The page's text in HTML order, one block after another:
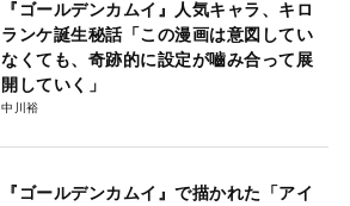
『ゴールデンカムイ』人気キャラ、キロ
ランケ誕生秘話「この漫画は意図してい
なくても、奇跡的に設定が嚙み合って展
開していく」
中川裕
『ゴールデンカムイ』で描かれた「アイ